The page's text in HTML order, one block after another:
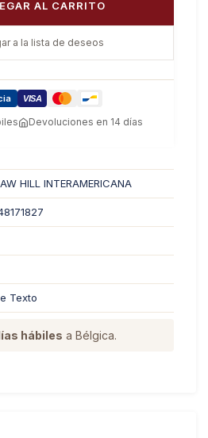
AL CARRITO
a la lista de deseos
VISA
Devoluciones en 14 días
HILL INTERAMERICANA
Texto
hábiles a Bélgica.